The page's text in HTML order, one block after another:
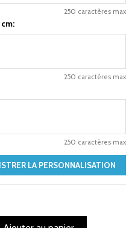
250 caractères max
250 caractères max
250 caractères max
LA PERSONNALISATION